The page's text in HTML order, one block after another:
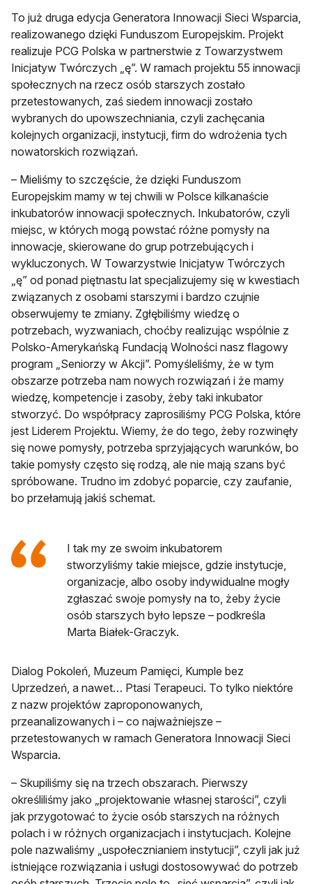
To już druga edycja Generatora Innowacji Sieci Wsparcia,
realizowanego dzięki Funduszom Europejskim. Projekt
realizuje PCG Polska w partnerstwie z Towarzystwem
Inicjatyw Twórczych „ę”. W ramach projektu 55 innowacji
społecznych na rzecz osób starszych zostało
przetestowanych, zaś siedem innowacji zostało
wybranych do upowszechniania, czyli zachęcania
kolejnych organizacji, instytucji, firm do wdrożenia tych
nowatorskich rozwiązań.
– Mieliśmy to szczęście, że dzięki Funduszom
Europejskim mamy w tej chwili w Polsce kilkanaście
inkubatorów innowacji społecznych. Inkubatorów, czyli
miejsc, w których mogą powstać różne pomysły na
innowacje, skierowane do grup potrzebujących i
wykluczonych. W Towarzystwie Inicjatyw Twórczych
„ę” od ponad piętnastu lat specjalizujemy się w kwestiach
związanych z osobami starszymi i bardzo czujnie
obserwujemy te zmiany. Zgłębiliśmy wiedzę o
potrzebach, wyzwaniach, choćby realizując wspólnie z
Polsko-Amerykańską Fundacją Wolności nasz flagowy
program „Seniorzy w Akcji”. Pomyśleliśmy, że w tym
obszarze potrzeba nam nowych rozwiązań i że mamy
wiedzę, kompetencje i zasoby, żeby taki inkubator
stworzyć. Do współpracy zaprosiliśmy PCG Polska, które
jest Liderem Projektu. Wiemy, że do tego, żeby rozwinęły
się nowe pomysły, potrzeba sprzyjających warunków, bo
takie pomysły często się rodzą, ale nie mają szans być
spróbowane. Trudno im zdobyć poparcie, czy zaufanie,
bo przełamują jakiś schemat.
I tak my ze swoim inkubatorem
stworzyliśmy takie miejsce, gdzie instytucje,
organizacje, albo osoby indywidualne mogły
zgłaszać swoje pomysły na to, żeby życie
osób starszych było lepsze – podkreśla
Marta Białek-Graczyk.
Dialog Pokoleń, Muzeum Pamięci, Kumple bez
Uprzedzeń, a nawet… Ptasi Terapeuci. To tylko niektóre
z nazw projektów zaproponowanych,
przeanalizowanych i – co najważniejsze –
przetestowanych w ramach Generatora Innowacji Sieci
Wsparcia.
– Skupiliśmy się na trzech obszarach. Pierwszy
określiliśmy jako „projektowanie własnej starości”, czyli
jak przygotować to życie osób starszych na różnych
polach i w różnych organizacjach i instytucjach. Kolejne
pole nazwaliśmy „uspołecznianiem instytucji”, czyli jak już
istniejące rozwiązania i usługi dostosowywać do potrzeb